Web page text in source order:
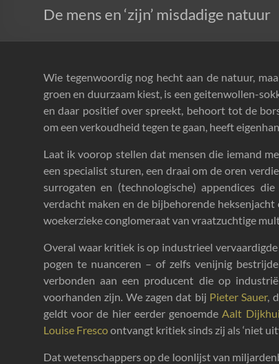
De mens en ‘zijn’ misdadige natuur
Wie tegenwoordig nog hecht aan de natuur,
groen en duurzaam kiest, is een geitenwollen-
en daar positief over spreekt, behoort tot de
om een verkoudheid tegen te gaan, heeft
Laat ik voorop stellen dat mensen die iemand
een specialist sturen, een draai om de oren
surrogaten en (technologische) appendices
verdacht maken en de bijbehorende
woekerzieke conglomeraat van vraatzuchtige
Overal waar kritiek is op industrieel
pogen te nuanceren – of zelfs venijnig
verbonden aan een producent die op
voorhanden zijn. We zagen dat bij Pieter Sauer,
geldt voor de hier eerder genoemdeAalt
Louise Frescoontvangt kritiek sinds zij als ‘niet
Dat wetenschappers op de loonlijst van